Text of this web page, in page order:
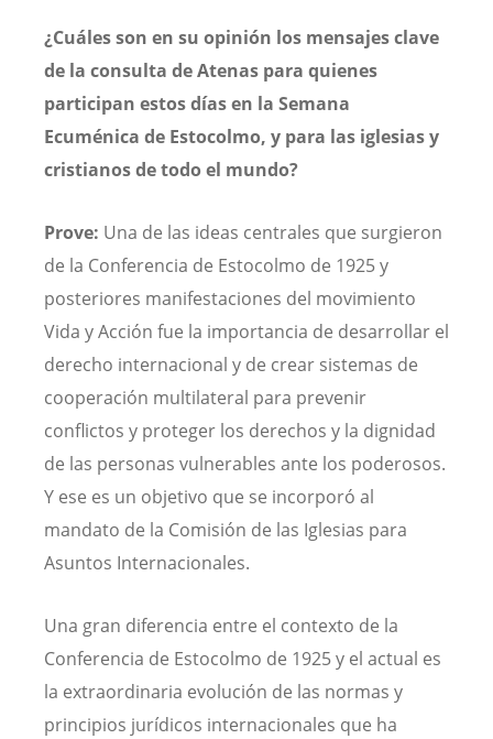
¿Cuáles son en su opinión los mensajes clave
de la consulta de Atenas para quienes
participan estos días en la Semana
Ecuménica de Estocolmo, y para las iglesias y
cristianos de todo el mundo?
Prove: Una de las ideas centrales que surgieron
de la Conferencia de Estocolmo de 1925 y
posteriores manifestaciones del movimiento
Vida y Acción fue la importancia de desarrollar el
derecho internacional y de crear sistemas de
cooperación multilateral para prevenir
conflictos y proteger los derechos y la dignidad
de las personas vulnerables ante los poderosos.
Y ese es un objetivo que se incorporó al
mandato de la Comisión de las Iglesias para
Asuntos Internacionales.
Una gran diferencia entre el contexto de la
Conferencia de Estocolmo de 1925 y el actual es
la extraordinaria evolución de las normas y
principios jurídicos internacionales que ha